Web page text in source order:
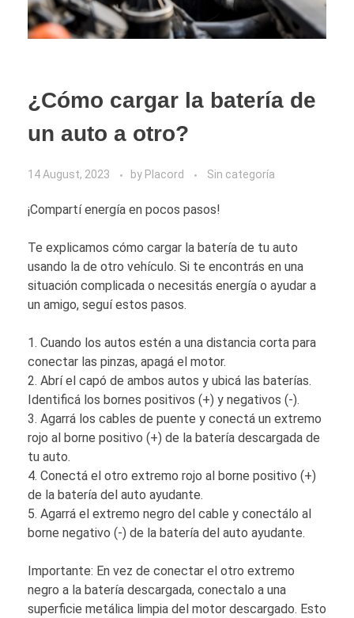
¿Cómo cargar la batería de
un auto a otro?
14 August, 2023 by Placord Sin categoría
¡Compartí energía en pocos pasos!
Te explicamos cómo cargar la batería de tu auto
usando la de otro vehículo. Si te encontrás en una
situación complicada o necesitás energía o ayudar a
un amigo, seguí estos pasos.
1. Cuando los autos estén a una distancia corta para
conectar las pinzas, apagá el motor.
2. Abrí el capó de ambos autos y ubicá las baterías.
Identificá los bornes positivos (+) y negativos (-).
3. Agarrá los cables de puente y conectá un extremo
rojo al borne positivo (+) de la batería descargada de
tu auto.
4. Conectá el otro extremo rojo al borne positivo (+)
de la batería del auto ayudante.
5. Agarrá el extremo negro del cable y conectálo al
borne negativo (-) de la batería del auto ayudante.
Importante: En vez de conectar el otro extremo
negro a la batería descargada, conectalo a una
superficie metálica limpia del motor descargado. Esto